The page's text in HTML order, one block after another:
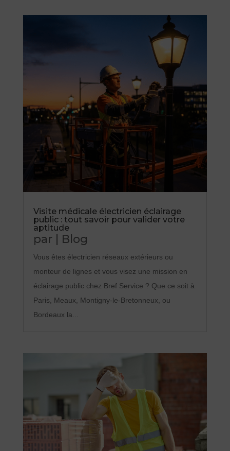
Visite médicale électricien éclairage
public : tout savoir pour valider votre
aptitude
par | Blog
Vous êtes électricien réseaux extérieurs ou
monteur de lignes et vous visez une mission en
éclairage public chez Bref Service ? Que ce soit à
Paris, Meaux, Montigny-le-Bretonneux, ou
Bordeaux la...